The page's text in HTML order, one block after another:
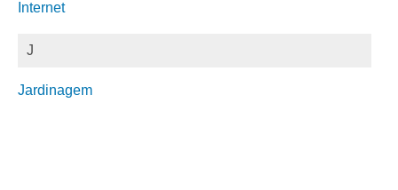
Internet
J
Jardinagem